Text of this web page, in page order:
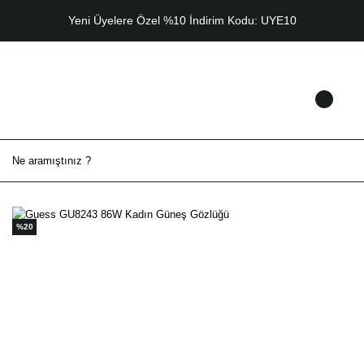
Yeni Üyelere Özel %10 İndirim Kodu: UYE10
%20